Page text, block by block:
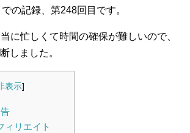
の記録、第248回目です。
に忙しくて時間の確保が難しいので、
しました。
表示]
ィリエイト